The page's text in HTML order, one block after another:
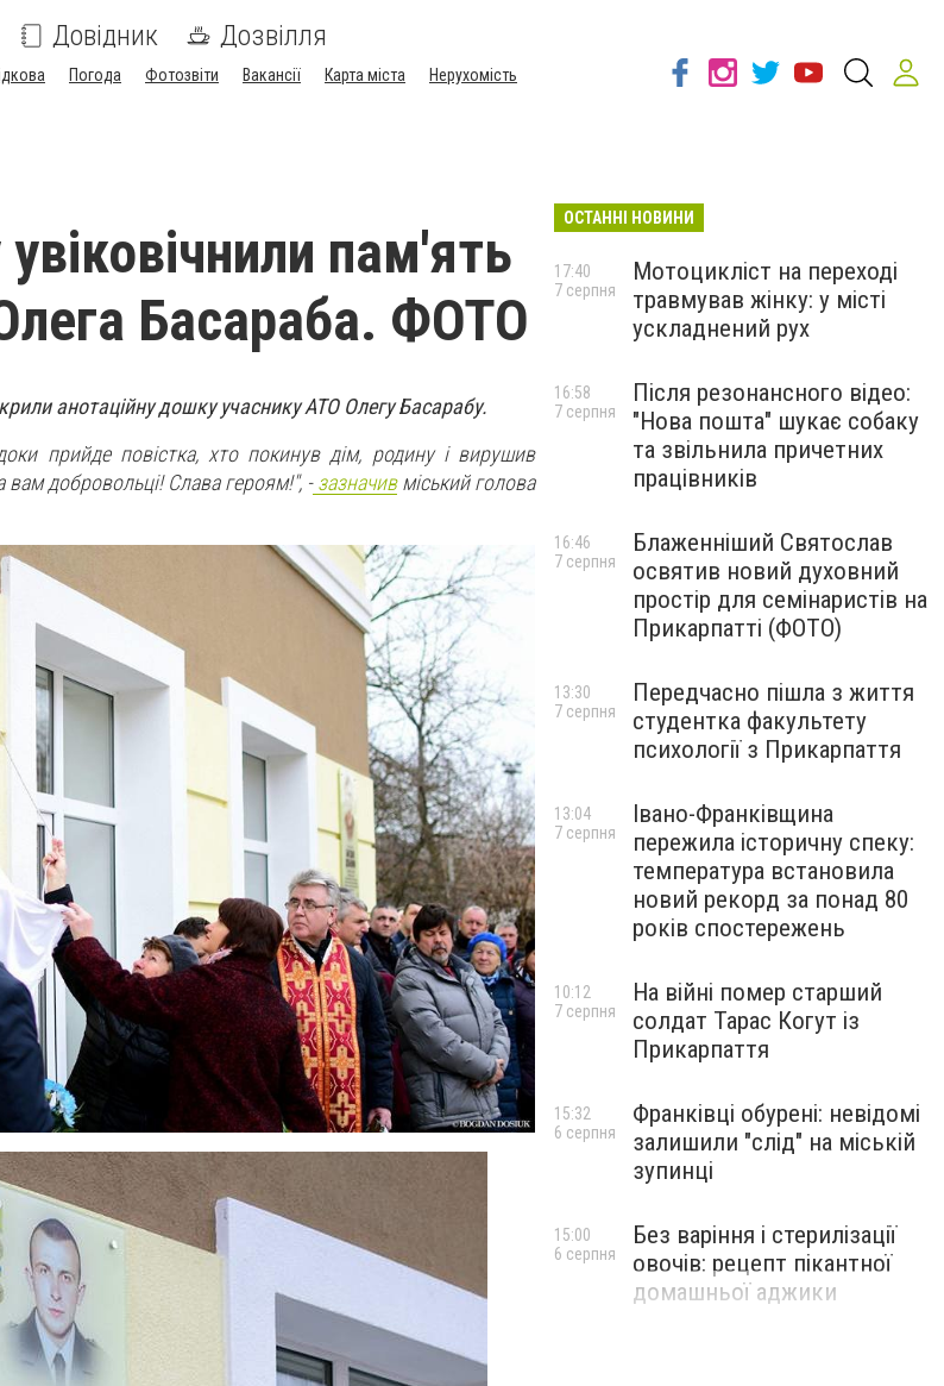
Довідник Дозвілля
Погода Фотозвіти Вакансії Карта міста
Нерухомість
пам'ять
Басараба. ФОТО
анотаційну дошку учаснику АТО Олегу Басарабу.
прийде повістка, хто покинув дім, родину і вирушив
вам добровольці! Слава героям!", -зазначивміський голова
ОСТАННІ НОВИНИ
Мотоцикліст на переході
травмував жінку: у місті
ускладнений рух
17:40
7 серпня
Після резонансного відео:
"Нова пошта" шукає собаку
та звільнила причетних
працівників
16:58
7 серпня
Блаженніший Святослав
освятив новий духовний
простір для семінаристів на
Прикарпатті (ФОТО)
16:46
7 серпня
Передчасно пішла з життя
студентка факультету
психології з Прикарпаття
13:30
7 серпня
Івано-Франківщина
пережила історичну спеку:
температура встановила
новий рекорд за понад 80
років спостережень
13:04
7 серпня
На війні помер старший
солдат Тарас Когут із
Прикарпаття
10:12
7 серпня
Франківці обурені: невідомі
залишили "слід" на міській
зупинці
15:32
6 серпня
Без варіння і стерилізації
овочів: рецепт пікантної
домашньої аджики
15:00
6 серпня